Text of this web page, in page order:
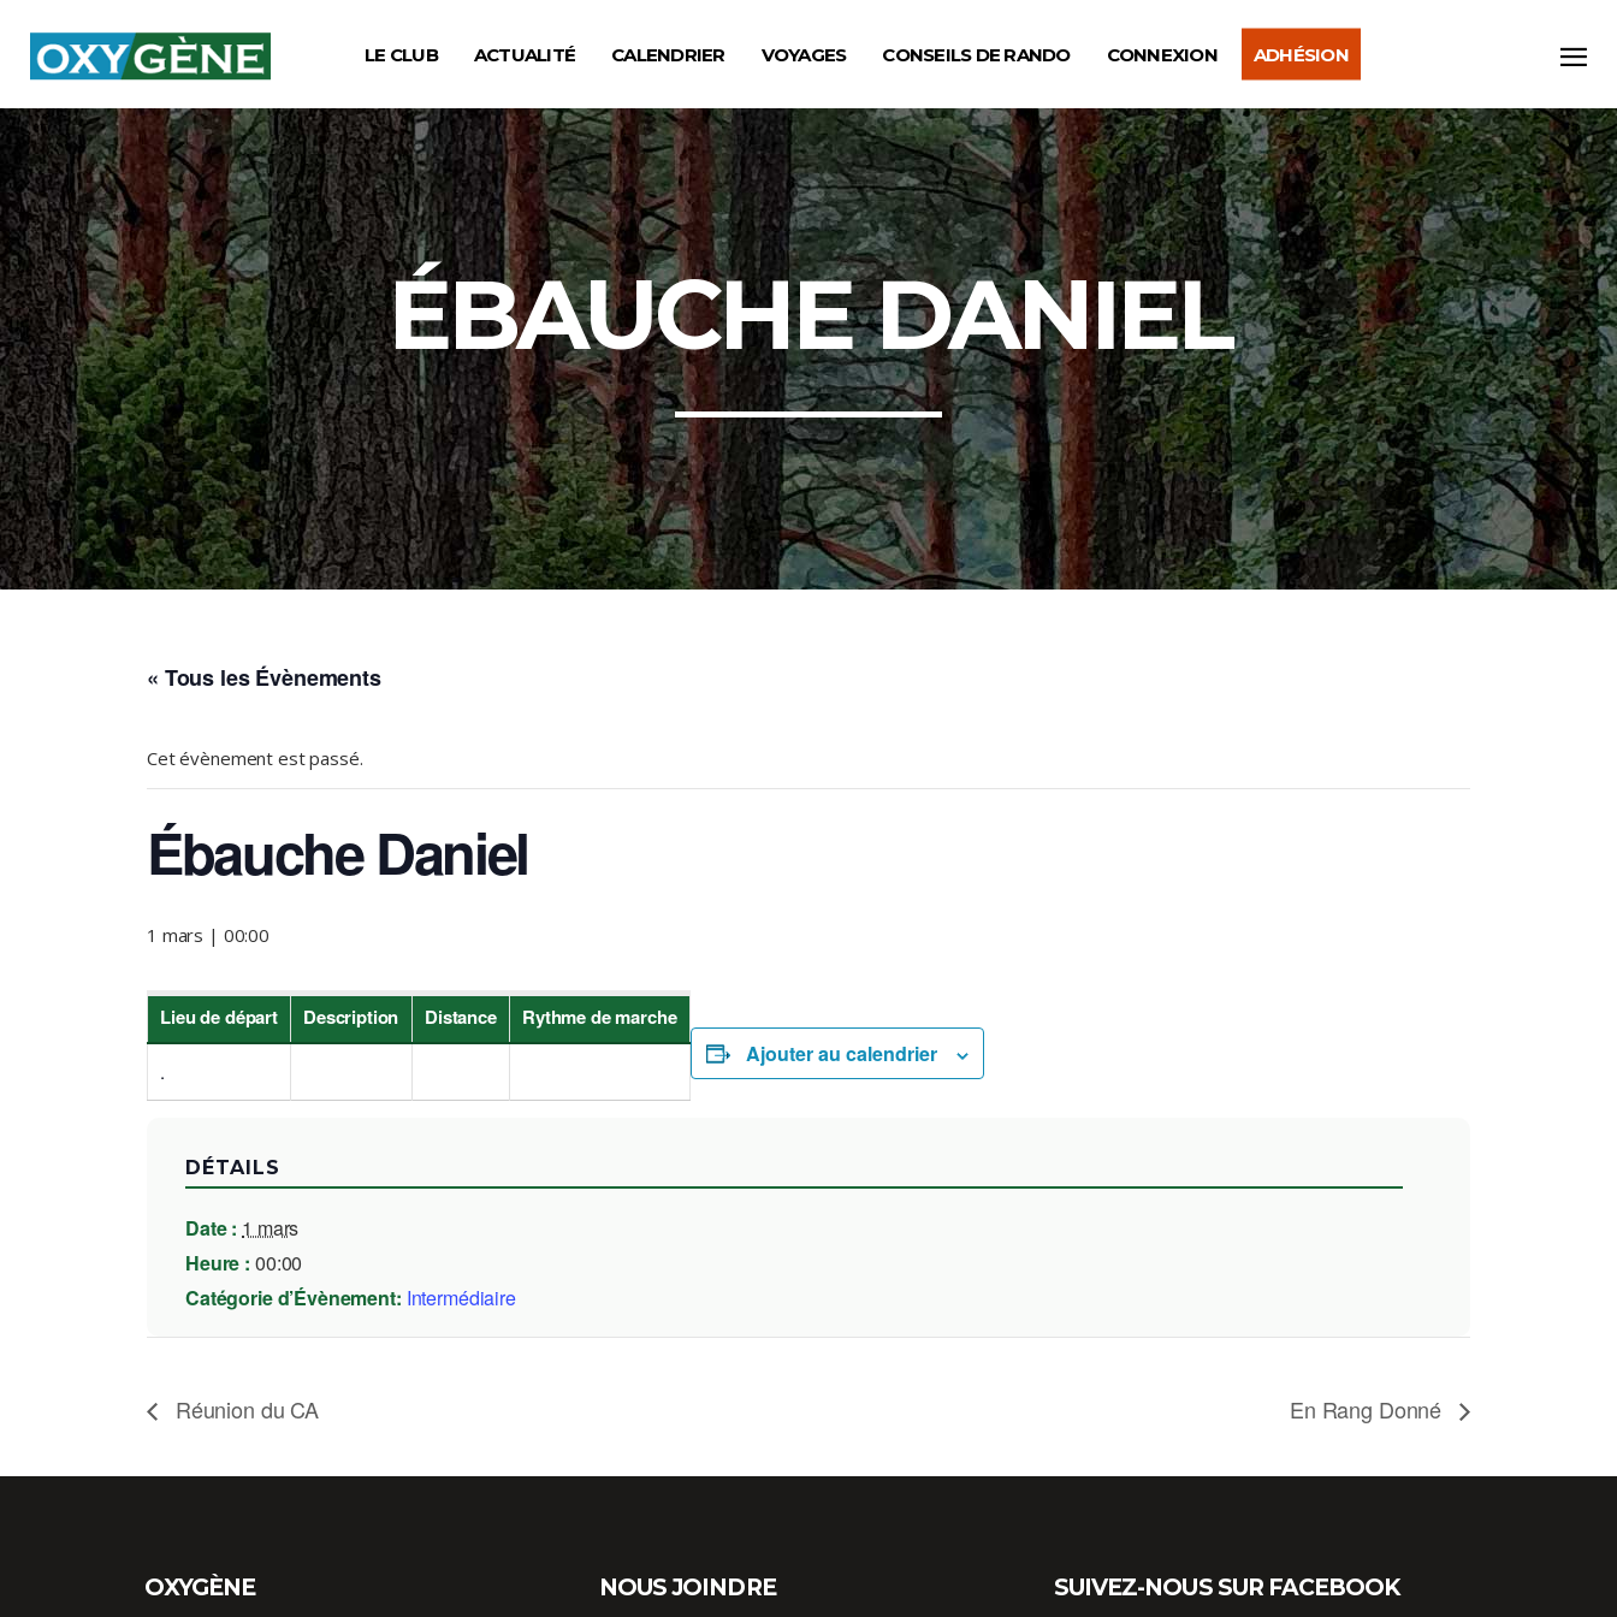
LE CLUB ACTUALITÉ CALENDRIER VOYAGES CONSEILS DE RANDO CONNEXION ADHÉSION
ÉBAUCHE DANIEL
« Tous les Évènements
Cet évènement est passé.
Ébauche Daniel
1 mars | 00:00
Lieu de départ Description Distance Rythme de marche
.
Ajouter au calendrier
DÉTAILS
Date : 1 mars
Heure : 00:00
Catégorie d’Évènement: Intermédiaire
Réunion du CA En Rang Donné
OXYGÈNE NOUS JOINDRE SUIVEZ-NOUS SUR FACEBOOK